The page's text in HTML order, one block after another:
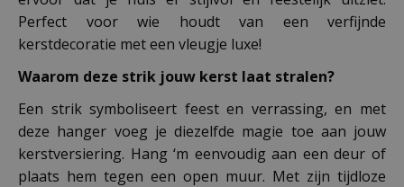
Perfect voor wie houdt van een verfijnde
kerstdecoratie met een vleugje luxe!
Waarom deze strik jouw kerst laat stralen?
Een strik symboliseert feest en verrassing, en met
deze hanger voeg je diezelfde magie toe aan jouw
kerstversiering. Hang ‘m eenvoudig aan een deur of
plaats hem tegen een open muur. Met zijn tijdloze